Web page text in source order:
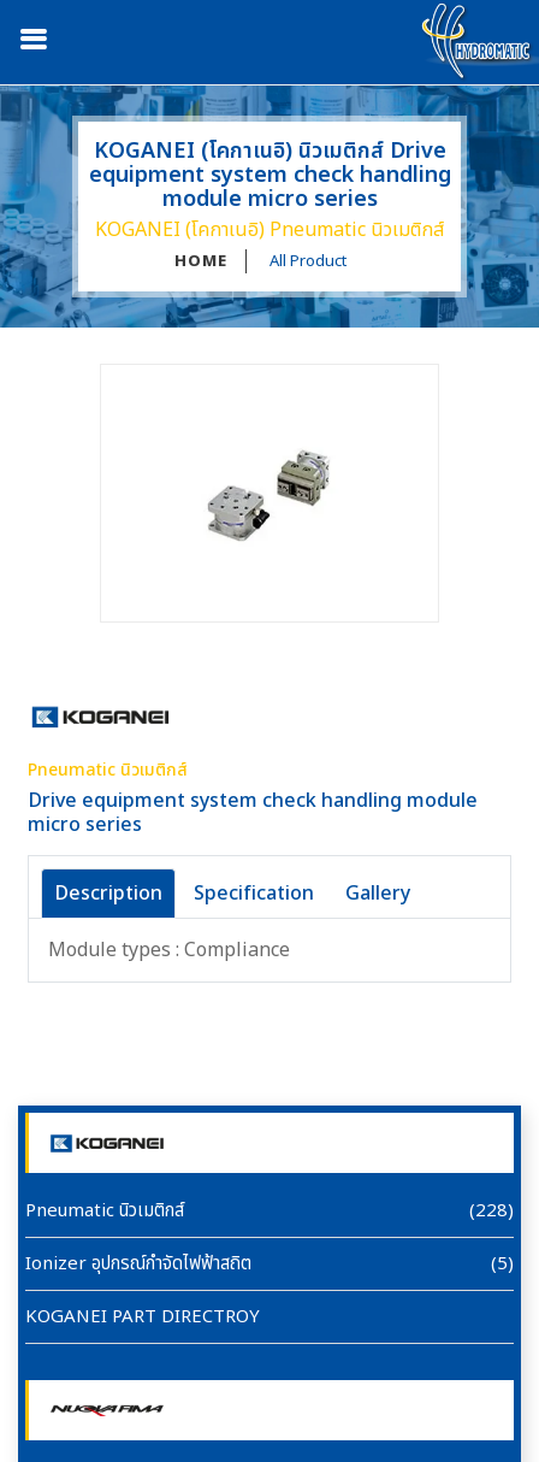
KOGANEI (โคกาเนอิ) นิวเมติกส์ Drive
equipment system check handling
module micro series
KOGANEI (โคกาเนอิ) Pneumatic นิวเมติกส์
HOME All Product
Pneumatic นิวเมติกส์
(228)
Ionizer อุปกรณ์กำจัดไฟฟ้าสถิต
(5)
KOGANEI PART DIRECTROY
Pneumatic นิวเมติกส์
Drive equipment system check handling module
micro series
Description Specification
Gallery
Module types : Compliance